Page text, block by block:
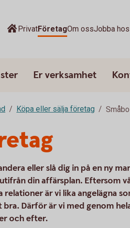
PrivatFöretagOm ossJobba
Er verksamhet
Köpa eller sälja företag
eller slå dig in på en ny
din affärsplan. Eftersom
relationer är vi lika angelägna
Därför är vi med genom
och efter.